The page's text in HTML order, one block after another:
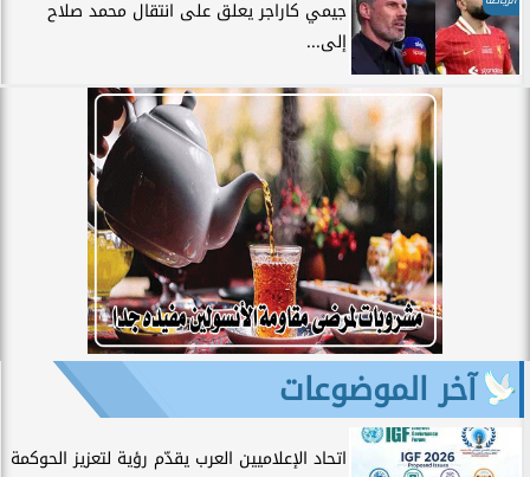
جيمي كاراجر يعلق على انتقال محمد صلاح
إلى...
آخر الموضوعات
اتحاد الإعلاميين العرب يقدّم رؤية لتعزيز الحوكمة